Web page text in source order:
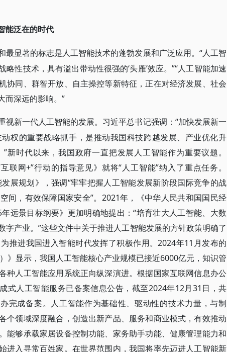
泛在的时代
显著的标志是人工智能技术的蓬勃发展和广泛应用。 “人工智
性技术，具有溢出带动性很强的‘头雁’效应。”“人工智能加速
协同、群智开放、自主操控等新特征，正在对经济发展、社会
而深远的影响。”
视新一代人工智能的发展。习近平总书记强调： “加快发展新一
权的重要战略抓手，是推动我国科技跨越发展、产业优化升
新时代以来，我国政府一直把发展人工智能作为重要议题。
联网+”行动的指导意见》就将“人工智能”纳入了重点任务。
展规划》，强调“牢牢把握人工智能发展新阶段国际竞争的战
间，有效保障国家安全”。2021年，《中华人民共和国国民经
远景目标纲要》更加明确地提出：“培育壮大人工智能、大数
产业。”这些文件中关于推进人工智能发展的方针政策明确了
推进我国进入智能时代发挥了积极作用。2024年11月发布的
》显示，我国人工智能核心产业规模已接近6000亿元，知识管
种人工智能应用系统正向纵深演进。根据国家互联网信息办公
式人工智能服务已备案信息公告，截至2024年12月31日，共
完成备案。人工智能作为基础性、驱动性的技术力量，与制
个领域深度融合，创造出新产品、服务和商业模式，有效推动
能够承载家居设备控制功能、家务助手功能、健康管理能力和
进入寻常百姓家。在世界范围内，我国将率先迈进人工智能新